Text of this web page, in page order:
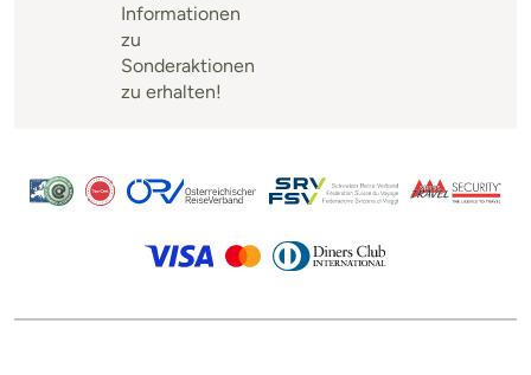
Informationen
zu
Sonderaktionen
zu erhalten!